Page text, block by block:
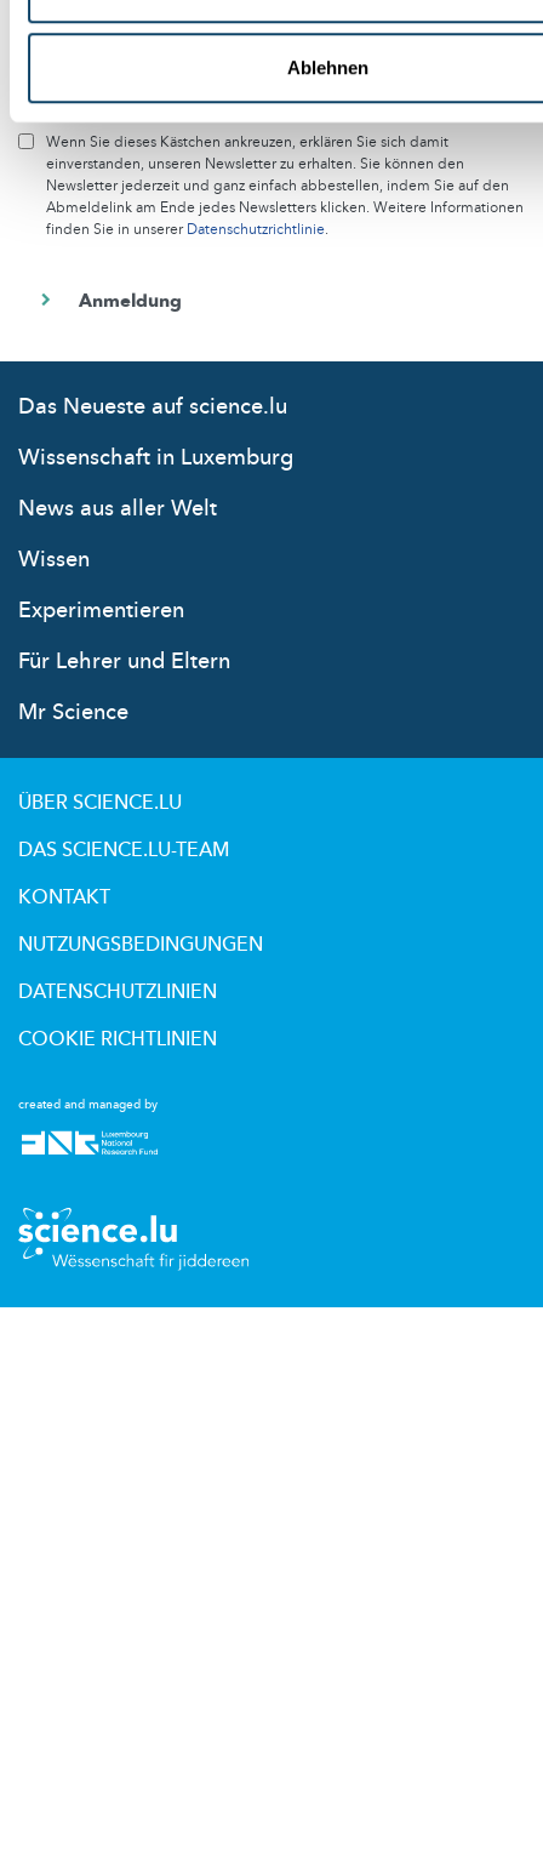
Ablehnen
Wenn Sie dieses Kästchen ankreuzen, erklären Sie sich damit
einverstanden, unseren Newsletter zu erhalten. Sie können den
Newsletter jederzeit und ganz einfach abbestellen, indem Sie auf den
Abmeldelink am Ende jedes Newsletters klicken. Weitere Informationen
finden Sie in unsererDatenschutzrichtlinie.
Das Neueste auf science.lu
Wissenschaft in Luxemburg
News aus aller Welt
Wissen
Experimentieren
Für Lehrer und Eltern
Mr Science
created and managed by
ÜBER SCIENCE.LU
DAS SCIENCE.LU-TEAM
KONTAKT
NUTZUNGSBEDINGUNGEN
DATENSCHUTZLINIEN
COOKIE RICHTLINIEN